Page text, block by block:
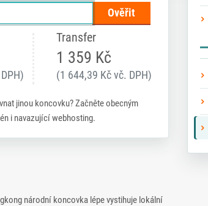
Ověřit
Transfer
1 359 Kč
(1 644,39 Kč vč. DPH)
jinou koncovku? Začněte obecným
i navazující webhosting.
národní koncovka lépe vystihuje lokální